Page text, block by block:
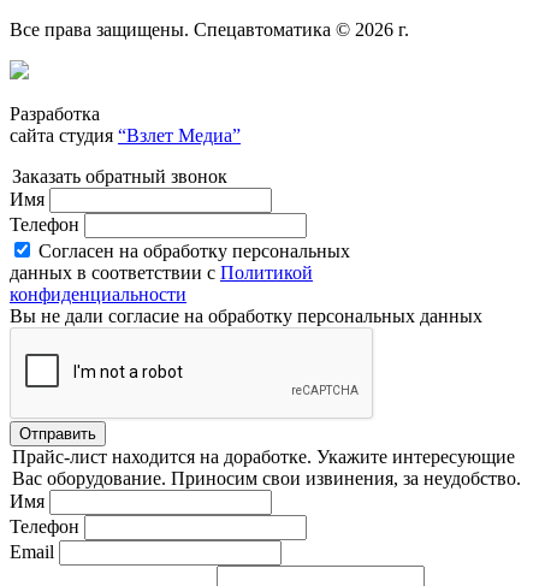
Все права защищены. Спецавтоматика © 2026 г.
Разработка
сайта студия “Взлет Медиа”
Заказать обратный звонок
Имя
Телефон
Согласен на обработку персональных
данных в соответствии с Политикой
конфиденциальности
Вы не дали согласие на обработку персональных данных
Отправить
Прайс-лист находится на доработке. Укажите интересующие
Вас оборудование. Приносим свои извинения, за неудобство.
Имя
Телефон
Email